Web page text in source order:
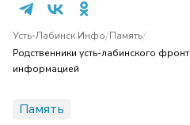
Усть-Лабинск Инфо/Память/
Родственники усть-лабинского
информацией
Память